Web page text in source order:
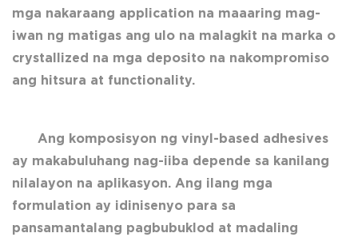
mga nakaraang application na maaaring mag-
iwan ng matigas ang ulo na malagkit na marka o
crystallized na mga deposito na nakompromiso
ang hitsura at functionality.
Ang komposisyon ng vinyl-based adhesives
ay makabuluhang nag-iiba depende sa kanilang
nilalayon na aplikasyon. Ang ilang mga
formulation ay idinisenyo para sa
pansamantalang pagbubuklod at madaling